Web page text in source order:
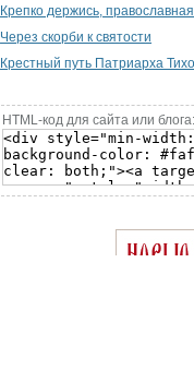
Крепко держись,
Через скорби к святости
Крестный путь Патриарха
HTML-код для сайта или блога: